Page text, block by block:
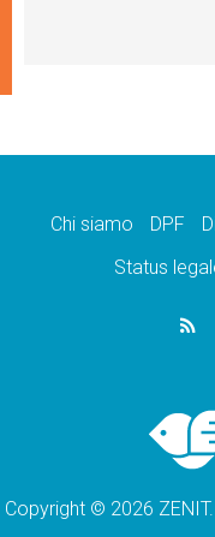
Chi siamo DPF
Status
Copyright © 2026